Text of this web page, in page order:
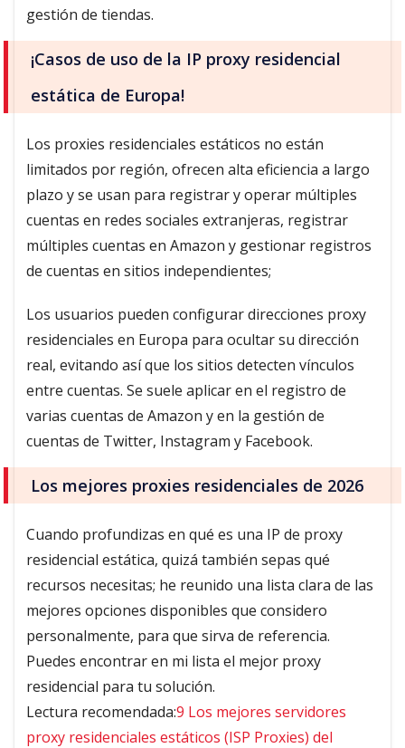
gestión de tiendas.
¡Casos de uso de la IP proxy residencial
estática de Europa!
Los proxies residenciales estáticos no están
limitados por región, ofrecen alta eficiencia a largo
plazo y se usan para registrar y operar múltiples
cuentas en redes sociales extranjeras, registrar
múltiples cuentas en Amazon y gestionar registros
de cuentas en sitios independientes;
Los usuarios pueden configurar direcciones proxy
residenciales en Europa para ocultar su dirección
real, evitando así que los sitios detecten vínculos
entre cuentas. Se suele aplicar en el registro de
varias cuentas de Amazon y en la gestión de
cuentas de Twitter, Instagram y Facebook.
Los mejores proxies residenciales de 2026
Cuando profundizas en qué es una IP de proxy
residencial estática, quizá también sepas qué
recursos necesitas; he reunido una lista clara de las
mejores opciones disponibles que considero
personalmente, para que sirva de referencia.
Puedes encontrar en mi lista el mejor proxy
residencial para tu solución.
Lectura recomendada:9 Los mejores servidores
proxy residenciales estáticos (ISP Proxies) del